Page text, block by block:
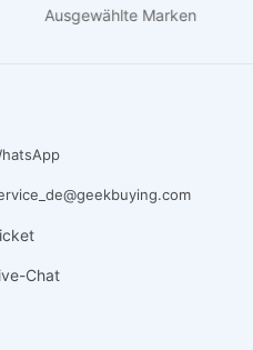
Ausgewählte Marken
Chat